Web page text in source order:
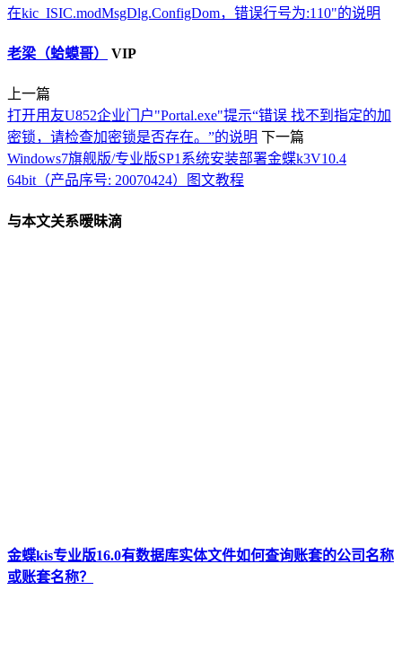
在kic_ISIC.modMsgDlg.ConfigDom，错误行号为:110"的说明
老梁（蛤蟆哥） VIP
上一篇
打开用友U852企业门户"Portal.exe"提示“错误 找不到指定的加
密锁，请检查加密锁是否存在。”的说明 下一篇
Windows7旗舰版/专业版SP1系统安装部署金蝶k3V10.4
64bit（产品序号: 20070424）图文教程
与本文关系暧昧滴
金蝶kis专业版16.0有数据库实体文件如何查询账套的公司名称
或账套名称？